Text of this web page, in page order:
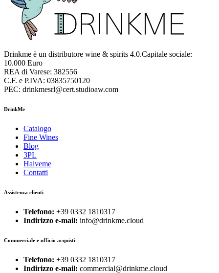
Drinkme è un distributore wine & spirits 4.0.Capitale sociale:
10.000 Euro
REA di Varese: 382556
C.F. e P.IVA: 03835750120
PEC: drinkmesrl@cert.studioaw.com
DrinkMe
Catalogo
Fine Wines
Blog
3PL
Haiveme
Contatti
Assistenza clienti
Telefono: +39 0332 1810317
Indirizzo e-mail: info@drinkme.cloud
Commerciale e ufficio acquisti
Telefono: +39 0332 1810317
Indirizzo e-mail: commercial@drinkme.cloud